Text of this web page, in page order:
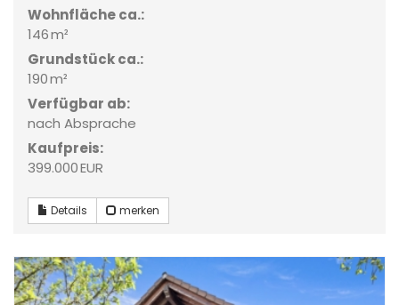
Wohnfläche ca.:
146 m²
Grund­stück ca.:
190 m²
Verfügbar ab:
nach Absprache
Kaufpreis:
399.000 EUR
Details merken